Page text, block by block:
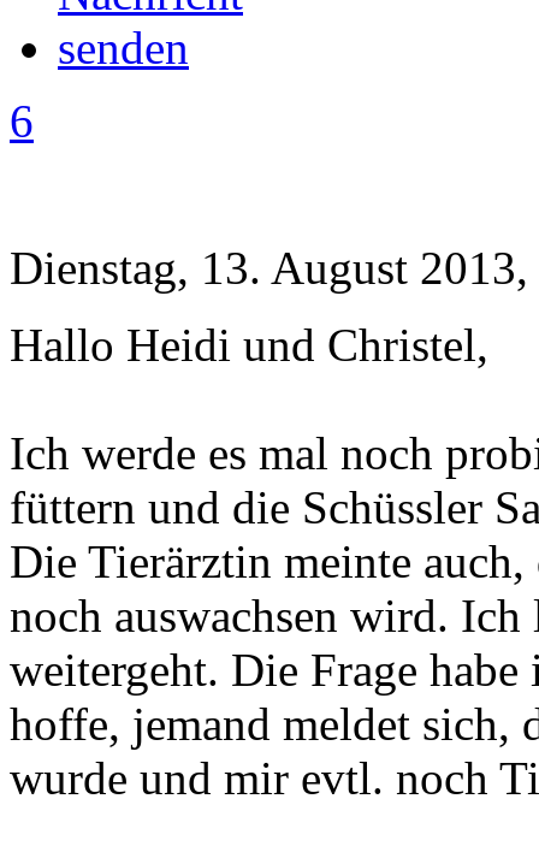
6
Dienstag, 13. August
Hallo Heidi und Christel,
Ich werde es mal noch
füttern und die Schüssler
Die Tierärztin meinte auch,
noch auswachsen wird. Ich
weitergeht. Die Frage
hoffe, jemand meldet sich,
wurde und mir evtl. noch